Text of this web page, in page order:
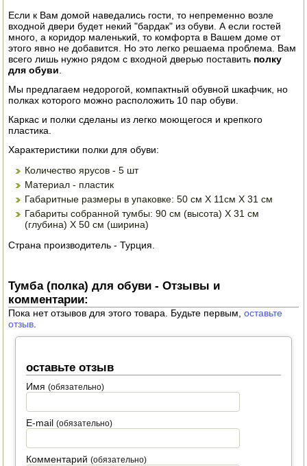
СЫРОВАРНИ
ШИНКОВКИ
ДЛЯ ДОМА И САДА
ОБОГРЕВАТЕЛИ
ДРОВОКОЛЫ
ГАЗОВЫЕ БАЛЛОНЫ
НАСТОЛЬНЫЕ ПЛИТЫ
ЭЛЕКТРО И БЕНЗО ИНСТРУМЕНТ
ОПРЫСКИВАТЕЛИ
ЭЛЕКТРО ШАШЛЫЧНИЦЫ
СОКОВЫЖИМАЛКИ
СУШИЛКИ ПРОДУКТОВ
СОКОВАРКИ
ТОВАРЫ ДЛЯ ЗИМЫ
ДЛЯ ФЕРМЕРА
ОБОРУДОВАНИЕ ДЛЯ ПЧЕЛОВОДСТВА
Если к Вам домой наведались гости, то непременно возле
входной двери будет некий "бардак" из обуви. А если гостей
много, а коридор маленький, то комфорта в Вашем доме от
этого явно не добавится. Но это легко решаема проблема. Вам
всего лишь нужно рядом с входной дверью поставить полку
для обуви.
Мы предлагаем недорогой, компактный обувной шкафчик, но
полках которого можно расположить 10 пар обуви.
Каркас и полки сделаны из легко моющегося и крепкого
пластика.
Характеристики полки для обуви:
Количество ярусов - 5 шт
Материал - пластик
Габаритные размеры в упаковке: 50 см Х 11см Х 31 см
Габариты собранной тумбы: 90 см (высота) Х 31 см
(глубина) Х 50 см (ширина)
Страна производитель - Турция.
Тумба (полка) для обуви - Отзывы и
комментарии:
Пока нет отзывов для этого товара. Будьте первым,оставьте
отзыв.
оставьте отзыв
Имя(обязательно)
E-mail(обязательно)
Комментарий(обязательно)